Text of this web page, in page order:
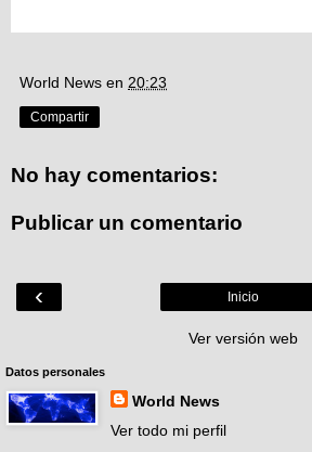
World News en 20:23
Compartir
No hay comentarios:
Publicar un comentario
‹ Inicio
Ver versión web
Datos personales
World News
Ver todo mi perfil